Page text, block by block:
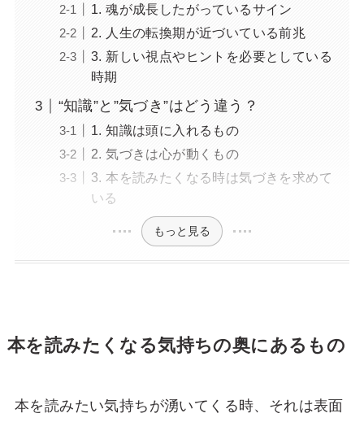
1. 魂が成長したがっているサイン
2. 人生の転換期が近づいている前兆
3. 新しい視点やヒントを必要としている
時期
“知識”と”気づき”はどう違う？
1. 知識は頭に入れるもの
2. 気づきは心が動くもの
3. 本を読みたくなる時は気づきを求めて
いる
もっと見る
本を読みたくなる気持ちの奥にあるもの
本を読みたい気持ちが湧いてくる時、それは表面